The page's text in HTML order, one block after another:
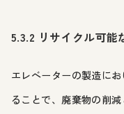
5.3.2 リサイクル可能
エレベーターの製造に
ることで、廃棄物の削